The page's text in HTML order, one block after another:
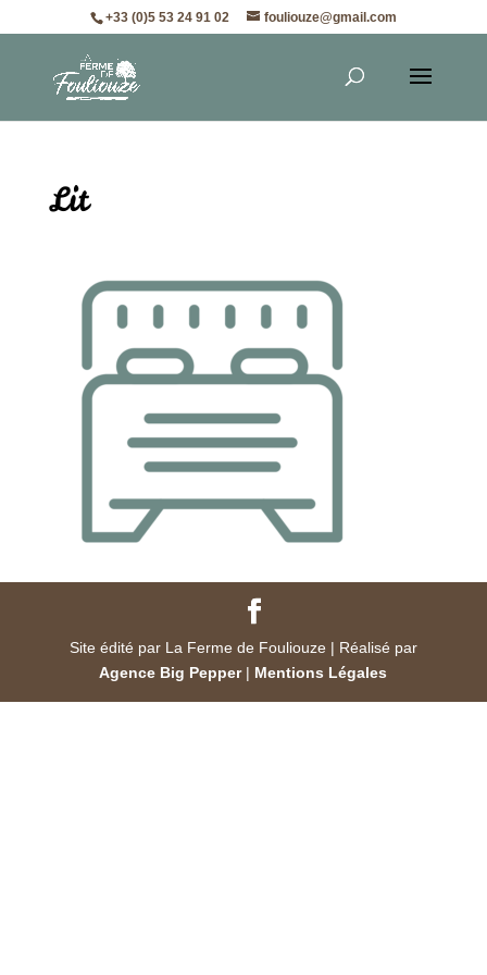
+33 (0)5 53 24 91 02 fouliouze@gmail.com
Lit
Site édité par La Ferme de Fouliouze | Réalisé par
Agence Big Pepper| Mentions Légales